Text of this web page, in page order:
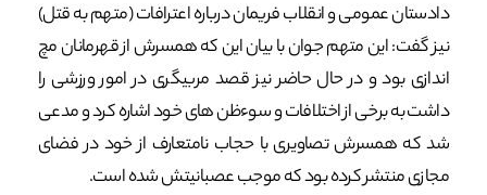
دادستان عمومی و انقلاب فریمان درباره اعترافات (متهم به قتل)
نیز گفت: این متهم جوان با بیان این که همسرش از قهرمانان مچ
اندازی بود و در حال حاضر نیز قصد مربیگری در امور ورزشی را
داشت به برخی از اختلافات و سوءظن های خود اشاره کرد و مدعی
شد که همسرش تصاویری با حجاب نامتعارف از خود در فضای
مجازی منتشر کرده بود که موجب عصبانیتش شده است.